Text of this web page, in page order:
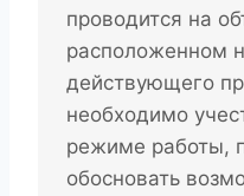
проводится на
расположенном
действующего
необходимо
режиме работы,
обосновать